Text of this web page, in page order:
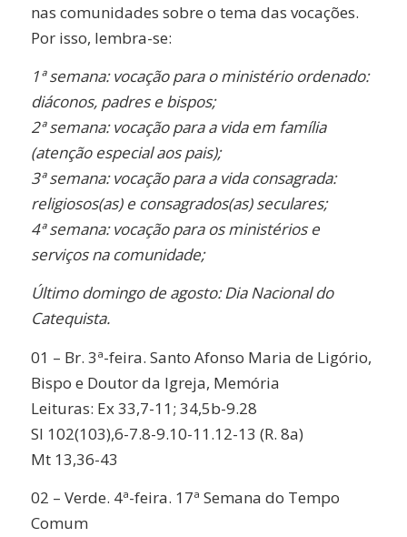
nas comunidades sobre o tema das vocações.
Por isso, lembra-se:
1ª semana: vocação para o ministério ordenado:
diáconos, padres e bispos;
2ª semana: vocação para a vida em família
(atenção especial aos pais);
3ª semana: vocação para a vida consagrada:
religiosos(as) e consagrados(as) seculares;
4ª semana: vocação para os ministérios e
serviços na comunidade;
Último domingo de agosto: Dia Nacional do
Catequista.
01 – Br. 3ª-feira. Santo Afonso Maria de Ligório,
Bispo e Doutor da Igreja, Memória
Leituras: Ex 33,7-11; 34,5b-9.28
Sl 102(103),6-7.8-9.10-11.12-13 (R. 8a)
Mt 13,36-43
02 – Verde. 4ª-feira. 17ª Semana do Tempo
Comum